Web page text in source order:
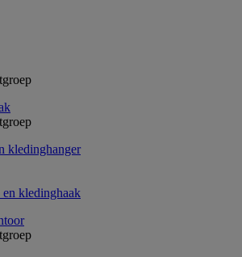
kledinghanger
en kledinghaak